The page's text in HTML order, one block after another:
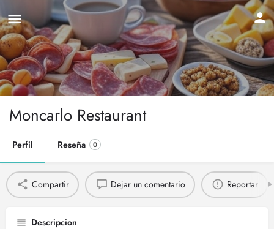
Moncarlo Restaurant
Perfil Reseña 0
Compartir Dejar un comentario Reportar
Descripcion